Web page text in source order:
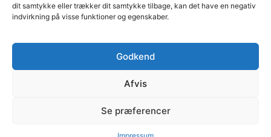
dit samtykke eller trækker dit samtykke tilbage, kan det have en negativ
indvirkning på visse funktioner og egenskaber.
Godkend
Afvis
Se præferencer
Forbliv forbundet
Du kan til enhver tid afmelde dig ved at bruge linket i vores nyhedsbrev. Jeg accepterer
at modtage dine nyhedsbreve og accepterer databeskyttelseserklæringen.